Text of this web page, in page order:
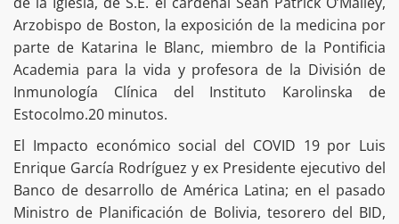
Arzobispo de Boston, la exposición de la medicina por
parte de Katarina le Blanc, miembro de la Pontificia
Academia para la vida y profesora de la División de
Inmunología Clínica del Instituto Karolinska de
Estocolmo.20 minutos.
El Impacto económico social del COVID 19 por Luis
Enrique García Rodríguez y ex Presidente ejecutivo del
Banco de desarrollo de América Latina; en el pasado
Ministro de Planificación de Bolivia, tesorero del BID,